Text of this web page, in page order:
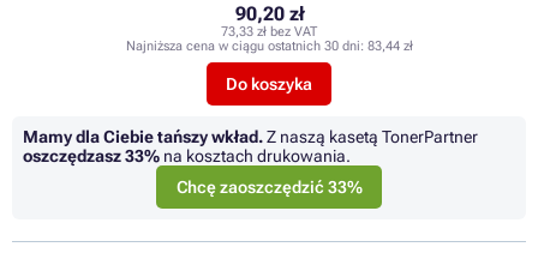
90,20 zł
73,33 zł bez VAT
Najniższa cena w ciągu ostatnich 30 dni: 83,44 zł
Do koszyka
Mamy dla Ciebie tańszy wkład.Z naszą kasetą TonerPartner
oszczędzasz33% na kosztach drukowania.
Chcę zaoszczędzić 33%